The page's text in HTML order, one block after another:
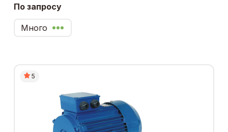
По запросу
Много
5